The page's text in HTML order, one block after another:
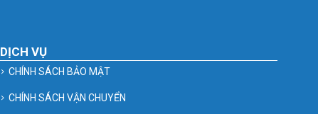
DỊCH VỤ
CHÍNH SÁCH BẢO MẬT
CHÍNH SÁCH VẬN CHUYỂN